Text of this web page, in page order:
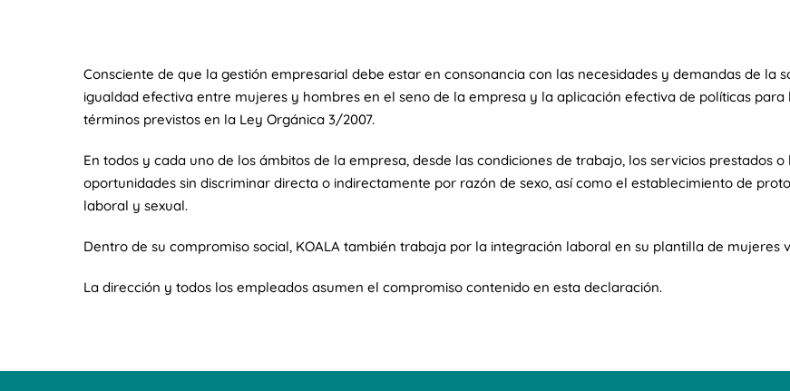
Consciente de que la gestión empresarial debe estar en consonancia con las necesidades y demandas de la
igualdad efectiva entre mujeres y hombres en el seno de la empresa y la aplicación efectiva de políticas
términos previstos en la Ley Orgánica 3/2007.
En todos y cada uno de los ámbitos de la empresa, desde las condiciones de trabajo, los servicios prestados
oportunidades sin discriminar directa o indirectamente por razón de sexo, así como el establecimiento de
laboral y sexual.
Dentro de su compromiso social, KOALA también trabaja por la integración laboral en su plantilla de mujeres
La dirección y todos los empleados asumen el compromiso contenido en esta declaración.